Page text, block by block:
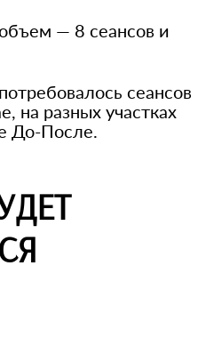
— 8 сеансов и
сеансов
на разных участках
До-После.